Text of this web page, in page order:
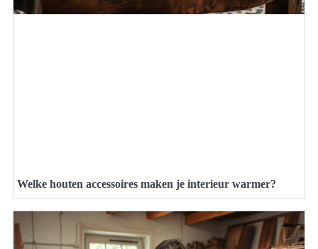
Welke houten accessoires maken je interieur warmer?